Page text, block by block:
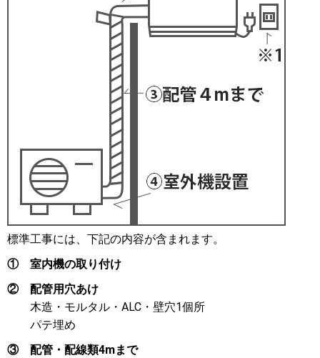
標準工事には、下記の内容が含まれます。
①
室内機の取り付け
②
配管用穴あけ
木造・モルタル・ALC・壁穴1個所
パテ埋め
③
配管・配線類4mまで